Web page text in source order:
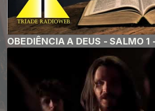
OBEDIÊNCIA A DEUS - SALMO 1